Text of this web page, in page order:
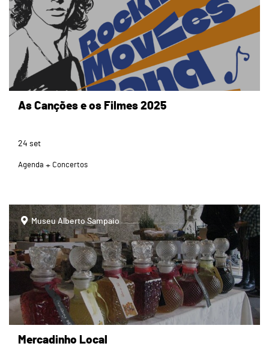
As Canções e os Filmes 2025
24 set
Agenda Concertos
page
Museu Alberto Sampaio
Mercadinho Local